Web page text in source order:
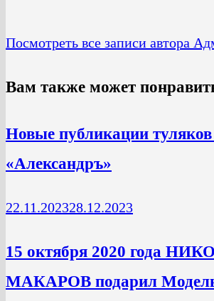
Посмотреть все записи автора
Вам также может
Новые публикации
«Александръ»
22.11.202328.12.2023
15 октября 2020 года
МАКАРОВ подарил